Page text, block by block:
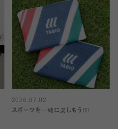
2026.07.02
スポーツを一緒に楽しもう🏋️‍♀️